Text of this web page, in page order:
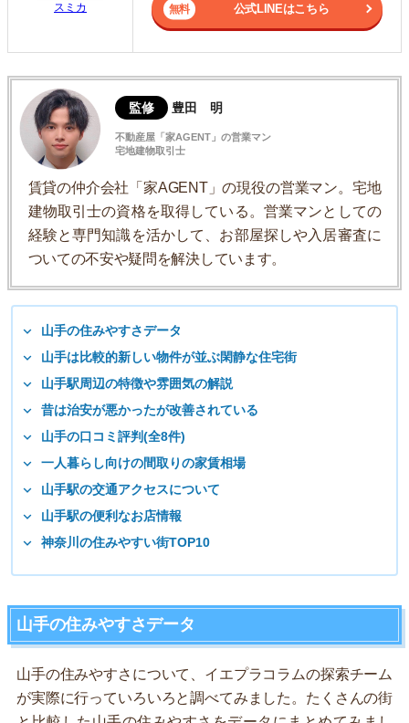
スミカ 公式LINEはこちら
監修 豊田 明
不動産屋「家AGENT」の営業マン
宅地建物取引士
賃貸の仲介会社「家AGENT」の現役の営業マン。宅地
建物取引士の資格を取得している。営業マンとしての
経験と専門知識を活かして、お部屋探しや入居審査に
ついての不安や疑問を解決しています。
山手の住みやすさデータ
山手は比較的新しい物件が並ぶ閑静な住宅街
山手駅周辺の特徴や雰囲気の解説
昔は治安が悪かったが改善されている
山手の口コミ評判(全8件)
一人暮らし向けの間取りの家賃相場
山手駅の交通アクセスについて
山手駅の便利なお店情報
神奈川の住みやすい街TOP10
山手の住みやすさデータ
山手の住みやすさについて、イエプラコラムの探索チーム
が実際に行っていろいろと調べてみました。たくさんの街